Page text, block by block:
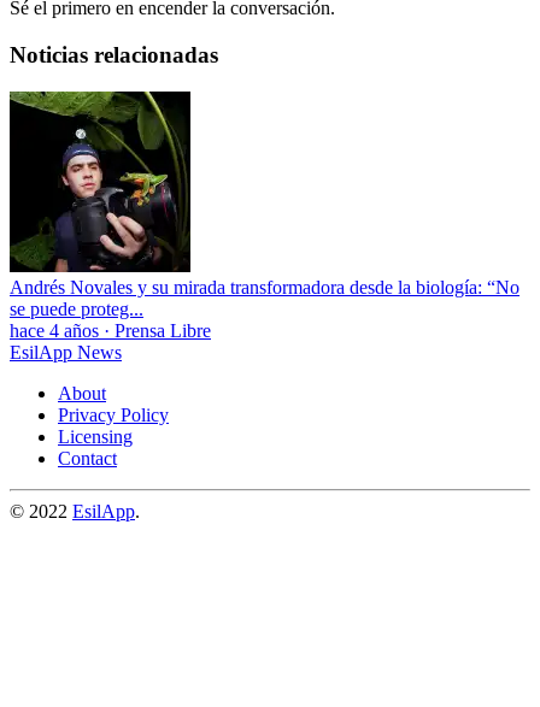
Sé el primero en encender la conversación.
Noticias relacionadas
Andrés Novales y su mirada transformadora desde la biología: “No
se puede proteg...
hace 4 años · Prensa Libre
EsilApp News
About
Privacy Policy
Licensing
Contact
© 2022 EsilApp.